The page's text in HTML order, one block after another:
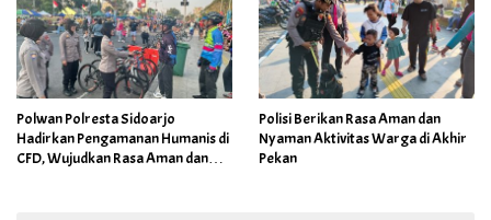
Polwan Polresta Sidoarjo
Hadirkan Pengamanan Humanis di
CFD, Wujudkan Rasa Aman dan
Polisi Berikan Rasa Aman dan
Nyaman Aktivitas Warga di Akhir
Pekan